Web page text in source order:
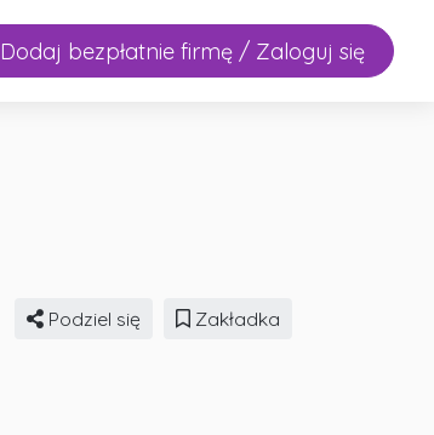
Dodaj bezpłatnie firmę / Zaloguj się
Podziel się Zakładka